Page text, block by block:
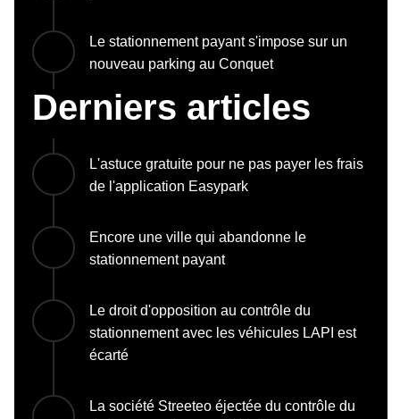
Le stationnement payant s'impose sur un
nouveau parking au Conquet
Derniers articles
L'astuce gratuite pour ne pas payer les frais
de l'application Easypark
Encore une ville qui abandonne le
stationnement payant
Le droit d'opposition au contrôle du
stationnement avec les véhicules LAPI est
écarté
La société Streeteo éjectée du contrôle du